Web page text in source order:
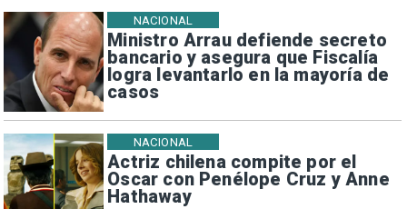
Ministro Arrau defiende secreto
bancario y asegura que Fiscalía
logra levantarlo en la mayoría de
casos
NACIONAL
Actriz chilena compite por el
Oscar con Penélope Cruz y Anne
Hathaway
NACIONAL